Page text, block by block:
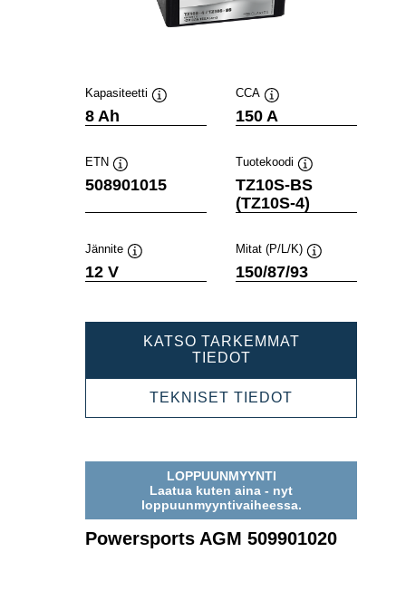
Kapasiteetti
8 Ah
CCA
Työkaluvihje
150 A
ETN
Työkaluvihje
508901015
Tuotekoodi
Työkaluvihje
TZ10S-BS
(TZ10S-4)
Jännite
12 V
Mitat (P/L/K)
150/87/93
KATSO TARKEMMAT
TIEDOTPOWERSPORTS
508901015
TEKNISET TIEDOT
LOPPUUNMYYNTI
Laatua kuten aina - nyt
loppuunmyyntivaiheessa.
Powersports AGM 509901020